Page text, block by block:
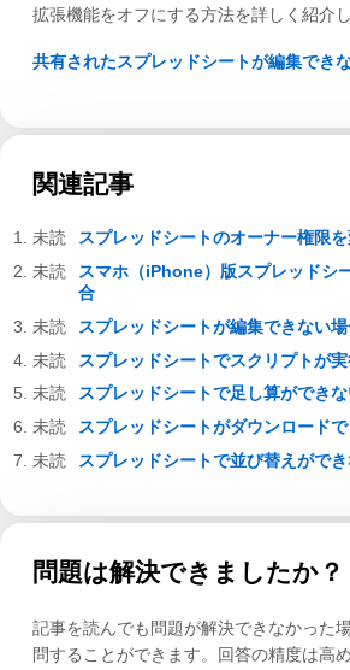
拡張機能をオフにする方法を詳しく紹介し
共有されたスプレッドシートが編集でき
関連記事
スプレッドシートのオーナー権限
スマホ（iPhone）版スプレッドシ
合
スプレッドシートが編集できない
スプレッドシートでスクリプトが
スプレッドシートで足し算ができ
スプレッドシートがダウンロード
スプレッドシートで並び替えがで
問題は解決できましたか？
記事を読んでも問題が解決できなかった
問することができます。回答の精度は高